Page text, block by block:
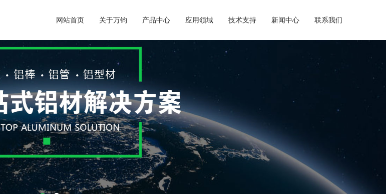
网站首页 关于万钧 产品中心 应用领域 技术支持 新闻中心 联系我们